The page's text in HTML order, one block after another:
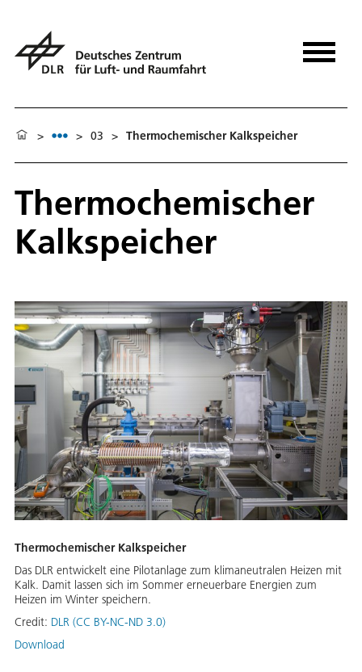
> > 03 > Thermochemischer Kalkspeicher
Thermochemischer
Kalkspeicher
Thermochemischer Kalkspeicher
Das DLR entwickelt eine Pilotanlage zum klimaneutralen Heizen mit
Kalk. Damit lassen sich im Sommer erneuerbare Energien zum
Heizen im Winter speichern.
Credit: DLR (CC BY-NC-ND 3.0)
Download